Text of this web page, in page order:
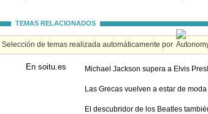
TEMAS RELACIONADOS
Selección de temas realizada automáticamente por
En soitu.es Michael Jackson supera a Elvis
Las Grecas vuelven a estar de moda
El descubridor de los Beatles